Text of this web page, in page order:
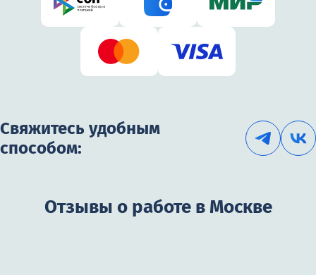
Свяжитесь удобным
способом:
Отзывы о работе в Москве